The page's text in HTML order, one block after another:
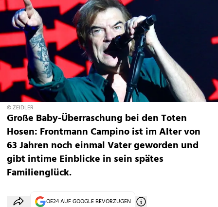
© ZEIDLER
Große Baby-Überraschung bei den Toten
Hosen: Frontmann Campino ist im Alter von
63 Jahren noch einmal Vater geworden und
gibt intime Einblicke in sein spätes
Familienglück.
OE24 AUF GOOGLE BEVORZUGEN